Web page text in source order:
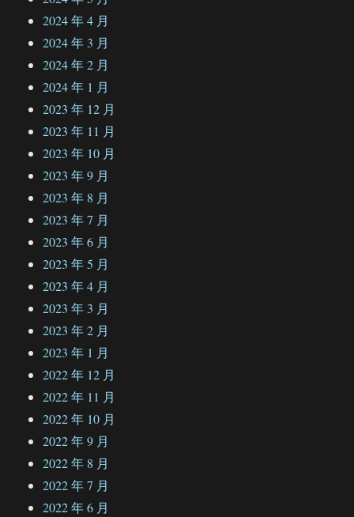
2024 年 4 月
2024 年 3 月
2024 年 2 月
2024 年 1 月
2023 年 12 月
2023 年 11 月
2023 年 10 月
2023 年 9 月
2023 年 8 月
2023 年 7 月
2023 年 6 月
2023 年 5 月
2023 年 4 月
2023 年 3 月
2023 年 2 月
2023 年 1 月
2022 年 12 月
2022 年 11 月
2022 年 10 月
2022 年 9 月
2022 年 8 月
2022 年 7 月
2022 年 6 月